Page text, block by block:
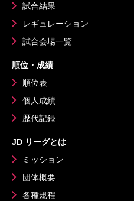
試合結果
レギュレーション
試合会場一覧
順位・成績
順位表
個人成績
歴代記録
JD リーグとは
ミッション
団体概要
各種規程